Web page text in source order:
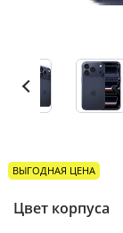
ВЫГОДНАЯ ЦЕНА
Цвет корпуса